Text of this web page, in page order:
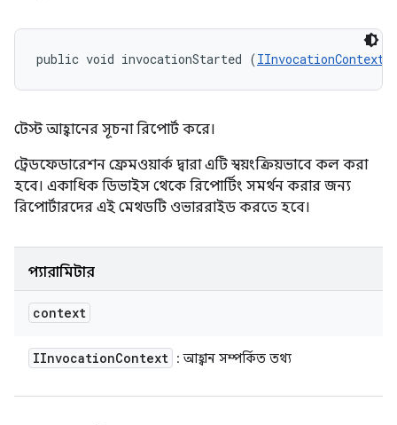
public void invocationStarted (IInvocationContext
টেস্ট আহ্বানের সূচনা রিপোর্ট করে।
ট্রেডফেডারেশন ফ্রেমওয়ার্ক দ্বারা এটি স্বয়ংক্রিয়ভাবে কল করা
হবে। একাধিক ডিভাইস থেকে রিপোর্টিং সমর্থন করার জন্য
রিপোর্টারদের এই মেথডটি ওভাররাইড করতে হবে।
প্যারামিটার
context
IInvocationContext : আহ্বান সম্পর্কিত তথ্য